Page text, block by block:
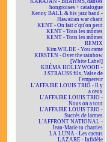
KARAJAN - BRAHMS, danses
hongroises + catalogue
Kenny BALL & his jazz band -
Hawaiian war chant
KENT - On fait c'qu'on peut
KENT - Tous les mômes
KENT - Tous les mômes
REMIX
Kim WILDE - You came
KIRSTEN - Over the rainbow
[White Label]
KRÉMA HOLLYWOOD -
J.STRAUSS fils, Valse de
l'empereur
L'AFFAIRE LOUIS TRIO - Il y
a ceux
L'AFFAIRE LOUIS TRIO -
Nous on a tout
L'AFFAIRE LOUIS TRIO -
Succès de larmes
L'AFFRONT NATIONAL -
Jean-Marie tu charries
LA LUNA - Les cactus
LAZARE - Infidèle